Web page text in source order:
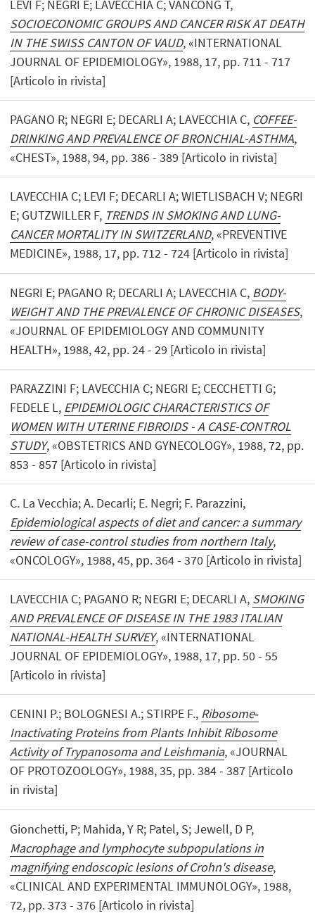
LEVI F; NEGRI E; LAVECCHIA C; VANCONG T,
SOCIOECONOMIC GROUPS AND CANCER RISK AT DEATH
IN THE SWISS CANTON OF VAUD, «INTERNATIONAL
JOURNAL OF EPIDEMIOLOGY», 1988, 17, pp. 711 - 717
[Articolo in rivista]
PAGANO R; NEGRI E; DECARLI A; LAVECCHIA C, COFFEE-
DRINKING AND PREVALENCE OF BRONCHIAL-ASTHMA,
«CHEST», 1988, 94, pp. 386 - 389 [Articolo in rivista]
LAVECCHIA C; LEVI F; DECARLI A; WIETLISBACH V; NEGRI
E; GUTZWILLER F, TRENDS IN SMOKING AND LUNG-
CANCER MORTALITY IN SWITZERLAND, «PREVENTIVE
MEDICINE», 1988, 17, pp. 712 - 724 [Articolo in rivista]
NEGRI E; PAGANO R; DECARLI A; LAVECCHIA C, BODY-
WEIGHT AND THE PREVALENCE OF CHRONIC DISEASES,
«JOURNAL OF EPIDEMIOLOGY AND COMMUNITY
HEALTH», 1988, 42, pp. 24 - 29 [Articolo in rivista]
PARAZZINI F; LAVECCHIA C; NEGRI E; CECCHETTI G;
FEDELE L, EPIDEMIOLOGIC CHARACTERISTICS OF
WOMEN WITH UTERINE FIBROIDS - A CASE-CONTROL
STUDY, «OBSTETRICS AND GYNECOLOGY», 1988, 72, pp.
853 - 857 [Articolo in rivista]
C. La Vecchia; A. Decarli; E. Negri; F. Parazzini,
Epidemiological aspects of diet and cancer: a summary
review of case-control studies from northern Italy,
«ONCOLOGY», 1988, 45, pp. 364 - 370 [Articolo in rivista]
LAVECCHIA C; PAGANO R; NEGRI E; DECARLI A, SMOKING
AND PREVALENCE OF DISEASE IN THE 1983 ITALIAN
NATIONAL-HEALTH SURVEY, «INTERNATIONAL
JOURNAL OF EPIDEMIOLOGY», 1988, 17, pp. 50 - 55
[Articolo in rivista]
CENINI P.; BOLOGNESI A.; STIRPE F., Ribosome‐
Inactivating Proteins from Plants Inhibit Ribosome
Activity of Trypanosoma and Leishmania, «JOURNAL
OF PROTOZOOLOGY», 1988, 35, pp. 384 - 387 [Articolo
in rivista]
Gionchetti, P; Mahida, Y R; Patel, S; Jewell, D P,
Macrophage and lymphocyte subpopulations in
magnifying endoscopic lesions of Crohn's disease,
«CLINICAL AND EXPERIMENTAL IMMUNOLOGY», 1988,
72, pp. 373 - 376 [Articolo in rivista]